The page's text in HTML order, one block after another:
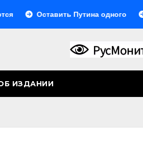
Оставить Путина одного
ИЗДАНИИ